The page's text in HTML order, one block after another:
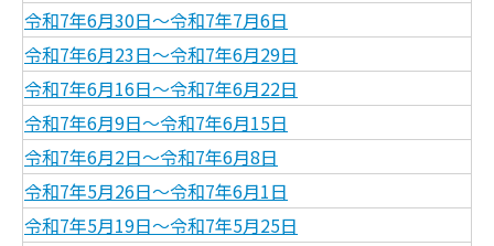
令和7年6月30日～令和7年7月6日
令和7年6月23日～令和7年6月29日
令和7年6月16日～令和7年6月22日
令和7年6月9日～令和7年6月15日
令和7年6月2日～令和7年6月8日
令和7年5月26日～令和7年6月1日
令和7年5月19日～令和7年5月25日